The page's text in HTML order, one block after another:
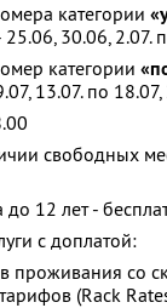
категории
30.06, 2.07.
категории
13.07. по
свободных
12 лет -
с доплатой:
проживания со
(Rack